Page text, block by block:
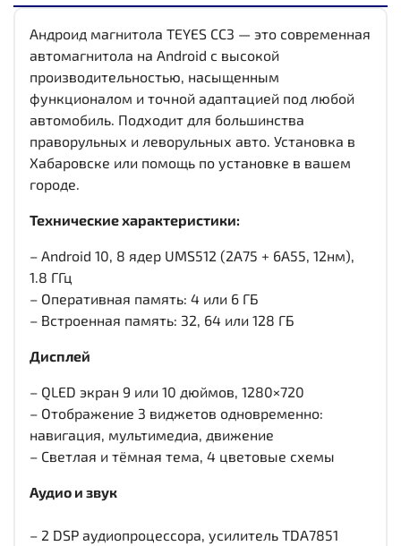
Андроид магнитола TEYES CC3 — это современная
автомагнитола на Android с высокой
производительностью, насыщенным
функционалом и точной адаптацией под любой
автомобиль. Подходит для большинства
праворульных и леворульных авто. Установка в
Хабаровске или помощь по установке в вашем
городе.
Технические характеристики:
– Android 10, 8 ядер UMS512 (2A75 + 6A55, 12нм),
1.8 ГГц
– Оперативная память: 4 или 6 ГБ
– Встроенная память: 32, 64 или 128 ГБ
Дисплей
– QLED экран 9 или 10 дюймов, 1280×720
– Отображение 3 виджетов одновременно:
навигация, мультимедиа, движение
– Светлая и тёмная тема, 4 цветовые схемы
Аудио и звук
– 2 DSP аудиопроцессора, усилитель TDA7851